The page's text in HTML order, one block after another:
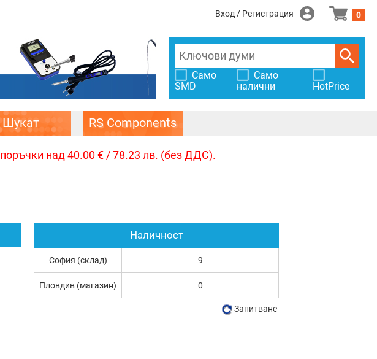
Вход / Регистрация 0
Само
SMD
Само
налични
HotPrice
Шукат RS Components
над 40.00 € / 78.23 лв. (без ДДС).
Наличност
София (склад) 9
Пловдив (магазин) 0
Запитване